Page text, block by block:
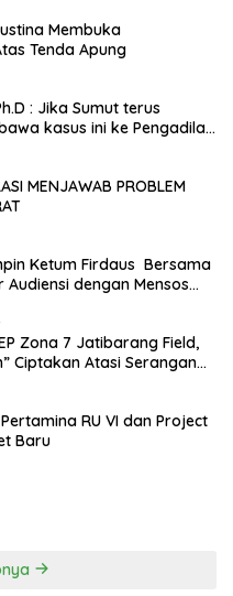
Membuka
Tenda Apung
: Jika Sumut terus
kasus ini ke Pengadilan
MENJAWAB PROBLEM
Ketum Firdaus Bersama
dengan Mensos
Zona 7 Jatibarang Field,
Ciptakan Atasi Serangan
RU VI dan Project
Baru